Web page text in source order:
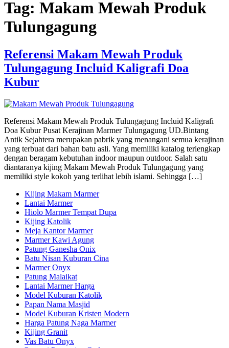
Tag: Makam Mewah Produk
Tulungagung
Referensi Makam Mewah Produk
Tulungagung Incluid Kaligrafi Doa
Kubur
Referensi Makam Mewah Produk Tulungagung Incluid Kaligrafi
Doa Kubur Pusat Kerajinan Marmer Tulungagung UD.Bintang
Antik Sejahtera merupakan pabrik yang menangani semua kerajinan
yang terbuat dari bahan batu asli. Yang memiliki katalog terlengkap
dengan beragam kebutuhan indoor maupun outdoor. Salah satu
diantaranya kijing Makam Mewah Produk Tulungagung yang
memiliki style kokoh yang terlihat lebih islami. Sehingga […]
Kijing Makam Marmer
Lantai Marmer
Hiolo Marmer Tempat Dupa
Kijing Katolik
Meja Kantor Marmer
Marmer Kawi Agung
Patung Ganesha Onix
Batu Nisan Kuburan Cina
Marmer Onyx
Patung Malaikat
Lantai Marmer Harga
Model Kuburan Katolik
Papan Nama Masjid
Model Kuburan Kristen Modern
Harga Patung Naga Marmer
Kijing Granit
Vas Batu Onyx